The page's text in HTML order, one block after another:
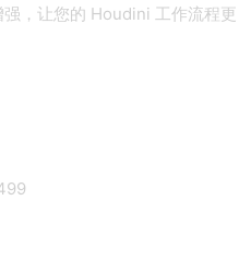
强，让您的 Houdini 工作流程更